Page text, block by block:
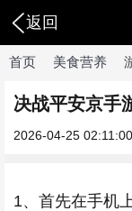
返回
首页 美食营养
决战平安京手
2026-04-25 02:11:00
1、首先在手机